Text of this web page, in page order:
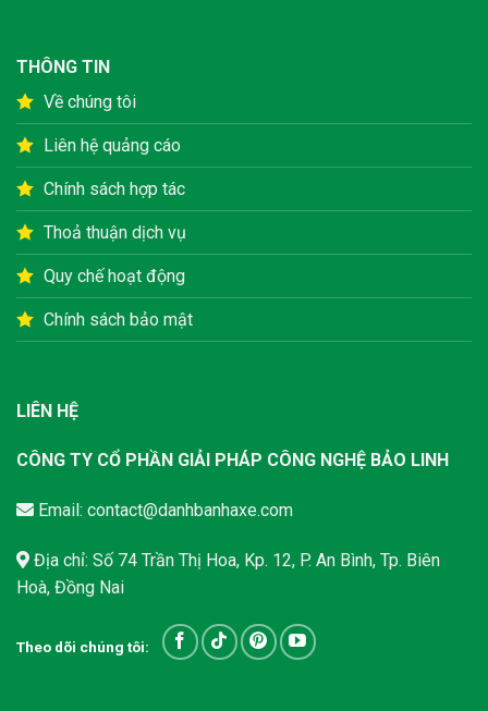
THÔNG TIN
Về chúng tôi
Liên hệ quảng cáo
Chính sách hợp tác
Thoả thuận dịch vụ
Quy chế hoạt động
Chính sách bảo mật
LIÊN HỆ
CÔNG TY CỔ PHẦN GIẢI PHÁP CÔNG NGHỆ BẢO LINH
Email: contact@danhbanhaxe.com
Địa chỉ: Số 74 Trần Thị Hoa, Kp. 12, P. An Bình, Tp. Biên
Hoà, Đồng Nai
Theo dõi chúng tôi: